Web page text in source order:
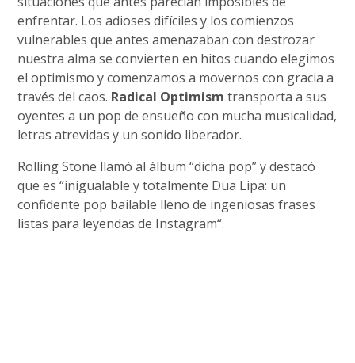
enfrentar. Los adioses difíciles y los comienzos
vulnerables que antes amenazaban con destrozar
nuestra alma se convierten en hitos cuando elegimos
el optimismo y comenzamos a movernos con gracia a
través del caos. Radical Optimism transporta a sus
oyentes a un pop de ensueño con mucha musicalidad,
letras atrevidas y un sonido liberador.
Rolling Stone llamó al álbum “dicha pop” y destacó
que es “inigualable y totalmente Dua Lipa: un
confidente pop bailable lleno de ingeniosas frases
listas para leyendas de Instagram“.